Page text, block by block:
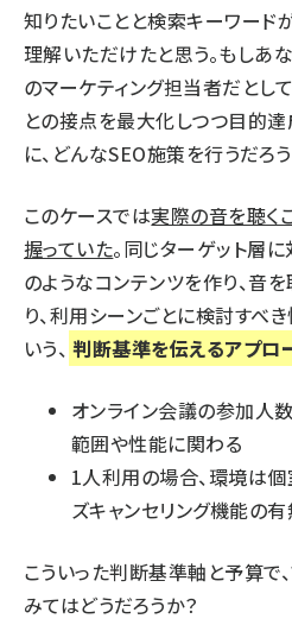
知りたいことと検索キーワード
理解いただけたと思う。もしあ
のマーケティング担当者だとし
との接点を最大化しつつ目的達
に、どんなSEO施策を行うだろ
このケースでは実際の音を聴く
握っていた。同じターゲット層に
のようなコンテンツを作り、音
り、利用シーンごとに検討すべ
いう、 判断基準を伝えるアプロ
オンライン会議の参加
範囲や性能に関わる
1人利用の場合、環境
ズキャンセリング機能の
こういった判断基準軸と予算で
みてはどうだろうか？